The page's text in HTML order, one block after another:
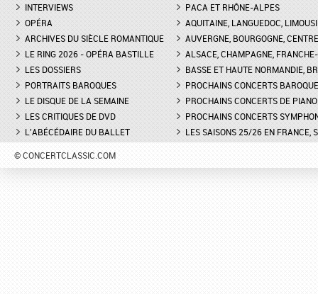
INTERVIEWS
OPÉRA
ARCHIVES DU SIÈCLE ROMANTIQUE
LE RING 2026 - OPÉRA BASTILLE
LES DOSSIERS
PORTRAITS BAROQUES
LE DISQUE DE LA SEMAINE
LES CRITIQUES DE DVD
L'ABÉCÉDAIRE DU BALLET
PACA ET RHÔNE-ALPES
AQUITAINE, LANGUEDOC,
AUVERGNE, BOURGOGNE, CENTRE
ALSACE, CHAMPAGNE,
BASSE ET HAUTE NORMANDIE,
PROCHAINS CONCERTS
PROCHAINS CONCERTS DE PIANO
PROCHAINS CONCERTS
LES SAISONS 25/26 EN FRANCE,
© CONCERTCLASSIC.COM